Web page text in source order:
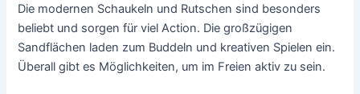
Die modernen Schaukeln und Rutschen sind besonders
beliebt und sorgen für viel Action. Die großzügigen
Sandflächen laden zum Buddeln und kreativen Spielen ein.
Überall gibt es Möglichkeiten, um im Freien aktiv zu sein.